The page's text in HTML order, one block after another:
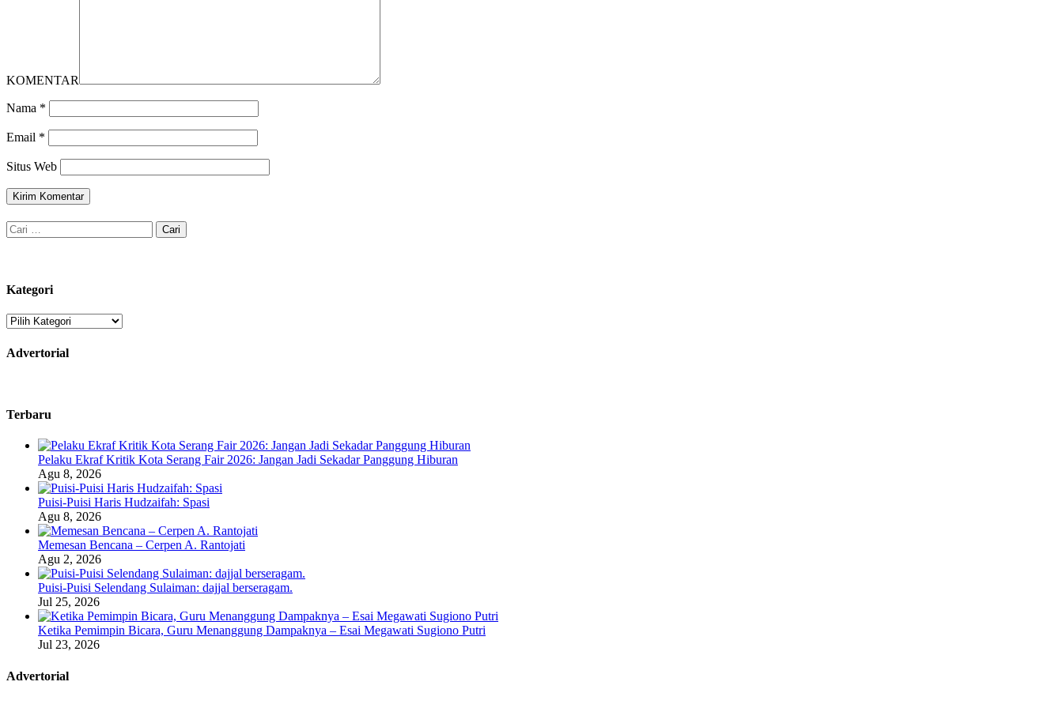
KOMENTAR
Nama *
Email *
Situs Web
Cari
untuk:
Kategori
Kategori
Advertorial
Terbaru
Pelaku Ekraf Kritik Kota Serang Fair 2026: Jangan Jadi Sekadar Panggung Hiburan
Agu 8, 2026
Puisi-Puisi Haris Hudzaifah: Spasi
Agu 8, 2026
Memesan Bencana – Cerpen A. Rantojati
Agu 2, 2026
Puisi-Puisi Selendang Sulaiman: dajjal berseragam.
Jul 25, 2026
Ketika Pemimpin Bicara, Guru Menanggung Dampaknya – Esai Megawati Sugiono Putri
Jul 23, 2026
Advertorial